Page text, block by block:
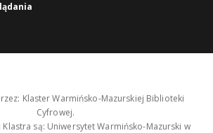
Klaster Warmińsko-Mazurskiej Biblioteki
Cyfrowej.
Klastra są: Uniwersytet Warmińsko-Mazurski w